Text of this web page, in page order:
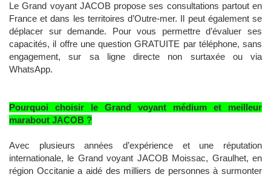
Le Grand voyant JACOB propose ses consultations partout en
France et dans les territoires d’Outre-mer. Il peut également se
déplacer sur demande. Pour vous permettre d’évaluer ses
capacités, il offre une question GRATUITE par téléphone, sans
engagement, sur sa ligne directe non surtaxée ou via
WhatsApp.
Pourquoi choisir le Grand voyant médium et meilleur
marabout JACOB ?
Avec plusieurs années d’expérience et une réputation
internationale, le Grand voyant JACOB Moissac, Graulhet, en
région Occitanie a aidé des milliers de personnes à surmonter